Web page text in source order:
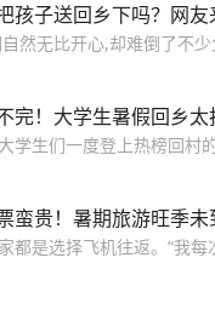
孩子送回乡下吗？网友
然无比开心,却难倒了不
完！大学生暑假回乡太
学生们一度登上热榜回村
蛮贵！暑期旅游旺季
都是选择飞机往返。“我